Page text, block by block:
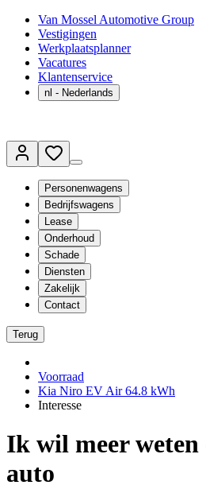
Van Mossel Automotive Group
Vestigingen
Werkplaatsplanner
Vacatures
Klantenservice
nl - Nederlands
Personenwagens
Bedrijfswagens
Lease
Onderhoud
Schade
Diensten
Zakelijk
Contact
Terug
Voorraad
Kia Niro EV Air 64.8 kWh
Interesse
Ik wil meer weten
auto